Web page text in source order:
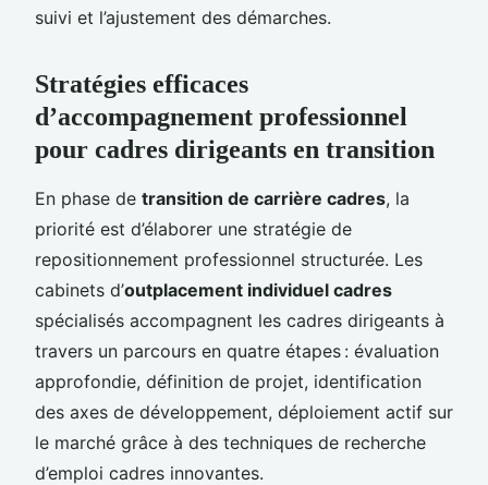
suivi et l’ajustement des démarches.
Stratégies efficaces
d’accompagnement professionnel
pour cadres dirigeants en transition
En phase de transition de carrière cadres, la
priorité est d’élaborer une stratégie de
repositionnement professionnel structurée. Les
cabinets d’outplacement individuel cadres
spécialisés accompagnent les cadres dirigeants à
travers un parcours en quatre étapes : évaluation
approfondie, définition de projet, identification
des axes de développement, déploiement actif sur
le marché grâce à des techniques de recherche
d’emploi cadres innovantes.